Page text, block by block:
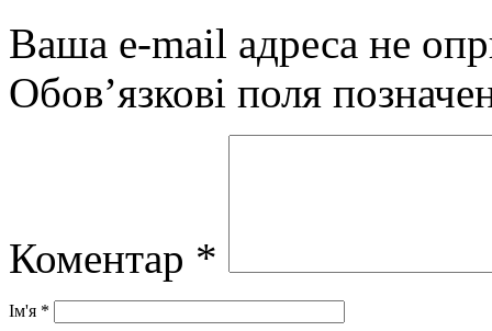
Ваша e-mail адреса не
Обов’язкові поля
Коментар *
Ім'я *